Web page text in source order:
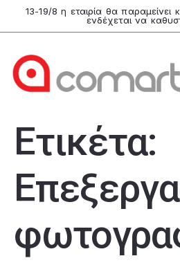
13-19/8 η εταιρία θα παραμείνει
ενδέχεται να
Ετικέτα: